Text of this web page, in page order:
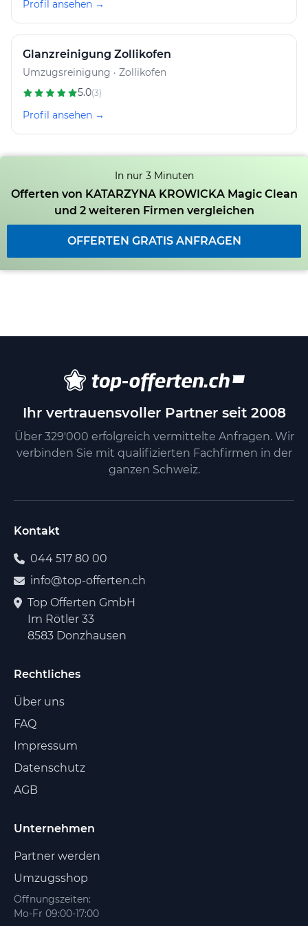
Profil ansehen →
Glanzreinigung Zollikofen
Umzugsreinigung · Zollikofen
5.0(3)
Profil ansehen →
In nur 3 Minuten
Offerten von KATARZYNA KROWICKA Magic Clean
und 2 weiteren Firmen vergleichen
OFFERTEN GRATIS ANFRAGEN
Ihr vertrauensvoller Partner seit 2008
Über 329'000 erfolgreich vermittelte Anfragen. Wir
verbinden Sie mit qualifizierten Fachfirmen in der
ganzen Schweiz.
Kontakt
044 517 80 00
info@top-offerten.ch
Top Offerten GmbH
Im Rötler 33
8583 Donzhausen
Rechtliches
Über uns
FAQ
Impressum
Datenschutz
AGB
Unternehmen
Partner werden
Umzugsshop
Öffnungszeiten:
Mo-Fr 09:00-17:00